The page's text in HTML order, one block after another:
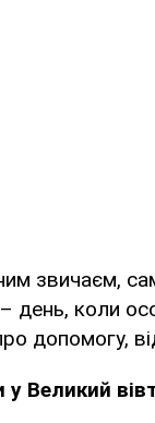
звичаєм,
– день, коли
допомогу,
у Великий